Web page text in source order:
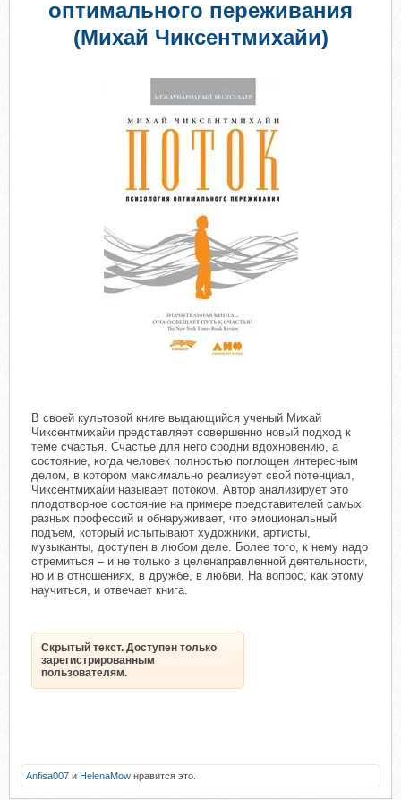
оптимального переживания
(Михай Чиксентмихайи)
В своей культовой книге выдающийся ученый Михай
Чиксентмихайи представляет совершенно новый подход к
теме счастья. Счастье для него сродни вдохновению, а
состояние, когда человек полностью поглощен интересным
делом, в котором максимально реализует свой потенциал,
Чиксентмихайи называет потоком. Автор анализирует это
плодотворное состояние на примере представителей самых
разных профессий и обнаруживает, что эмоциональный
подъем, который испытывают художники, артисты,
музыканты, доступен в любом деле. Более того, к нему надо
стремиться – и не только в целенаправленной деятельности,
но и в отношениях, в дружбе, в любви. На вопрос, как этому
научиться, и отвечает книга.
Скрытый текст. Доступен только
зарегистрированным
пользователям.
Anfisa007 и HelenaMow нравится это.